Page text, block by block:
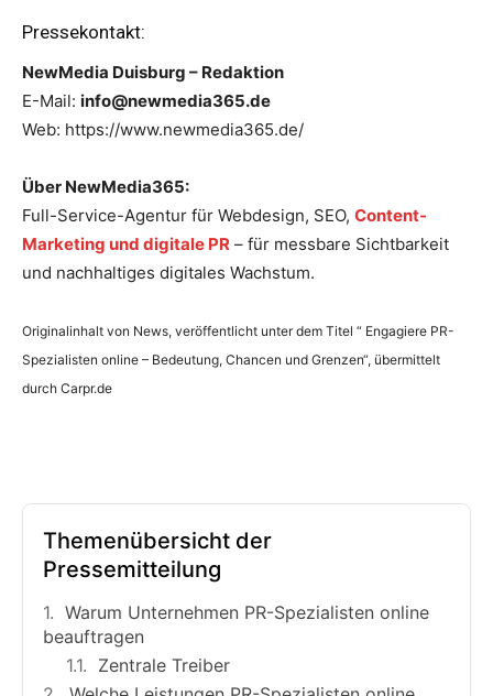
Pressekontakt:
NewMedia Duisburg – Redaktion
E-Mail: info@newmedia365.de
Web: https://www.newmedia365.de/
Über NewMedia365:
Full-Service-Agentur für Webdesign, SEO, Content-
Marketing und digitale PR – für messbare Sichtbarkeit
und nachhaltiges digitales Wachstum.
Originalinhalt von News, veröffentlicht unter dem Titel “ Engagiere PR-
Spezialisten online – Bedeutung, Chancen und Grenzen“, übermittelt
durch Carpr.de
Themenübersicht der
Pressemitteilung
Warum Unternehmen PR-Spezialisten online
beauftragen
Zentrale Treiber